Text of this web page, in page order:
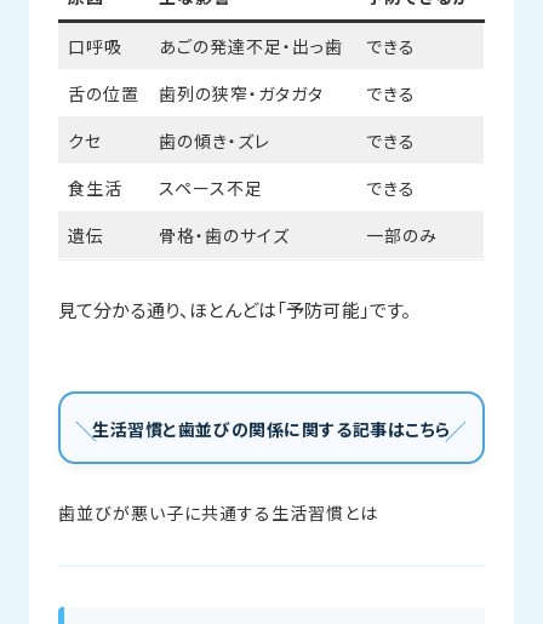
口呼吸 あごの発達不足・出っ歯
できる
舌の位置
歯列の狭窄・ガタガタ
できる
クセ
歯の傾き・ズレ
できる
食生活
スペース不足
できる
遺伝
骨格・歯のサイズ 一部のみ
見て分かる通り、ほとんどは「予防可能」です。
生活習慣と歯並びの関係に関する記事はこちら
歯並びが悪い子に共通する生活習慣とは